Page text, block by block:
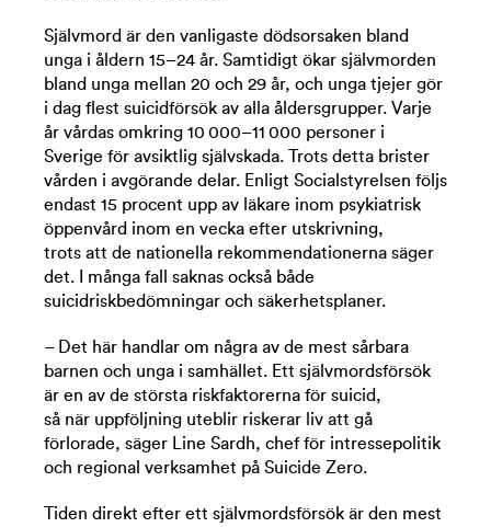
Självmord är den vanligaste dödsorsaken bland
unga i åldern 15–24 år. Samtidigt ökar självmorden
bland unga mellan 20 och 29 år, och unga tjejer gör
i dag flest suicidförsök av alla åldersgrupper. Varje
år vårdas omkring 10 000–11 000 personer i
Sverige för avsiktlig självskada. Trots detta brister
vården i avgörande delar. Enligt Socialstyrelsen följs
endast 15 procent upp av läkare inom psykiatrisk
öppenvård inom en vecka efter utskrivning,
trots att de nationella rekommendationerna säger
det. I många fall saknas också både
suicidriskbedömningar och säkerhetsplaner.
– Det här handlar om några av de mest sårbara
barnen och unga i samhället. Ett självmordsförsök
är en av de största riskfaktorerna för suicid,
så när uppföljning uteblir riskerar liv att gå
förlorade, säger Line Sardh, chef för intressepolitik
och regional verksamhet på Suicide Zero.
Tiden direkt efter ett självmordsförsök är den mest